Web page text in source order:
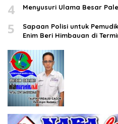
4 Menyusuri Ulama Besar
5
Sapaan Polisi untuk
Enim Beri Himbauan di